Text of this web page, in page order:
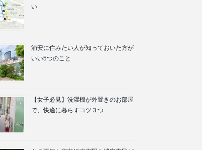
い
浦安に住みたい人が知っておいた方が
いい5つのこと
【女子必見】洗濯機が外置きのお部屋
で、快適に暮らすコツ３つ